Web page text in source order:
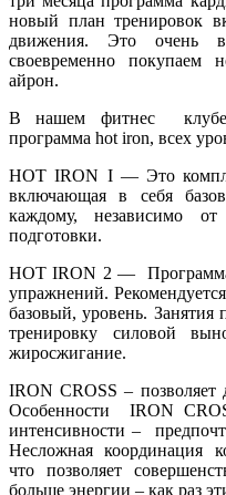
новый план тренировок
движения. Это очень
своевременно покупаем
айрон.
В нашем фитнес клубе
программа hot iron, всех
HOT IRON I — Это
включающая в себя
каждому, независимо
подготовки.
HOT IRON 2 — Программа
упражнений.
базовый, уровень.
тренировку силовой
жиросжигание.
IRON CROSS – позволяет
Особенности IRON
интенсивности –
Несложная координация
что позволяет
больше энергии – как раз